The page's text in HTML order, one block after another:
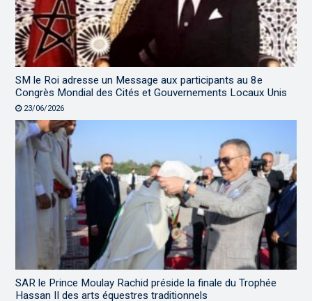
SM le Roi adresse un Message aux participants au 8e
Congrès Mondial des Cités et Gouvernements Locaux Unis
23/06/2026
SAR le Prince Moulay Rachid préside la finale du Trophée
Hassan II des arts équestres traditionnels